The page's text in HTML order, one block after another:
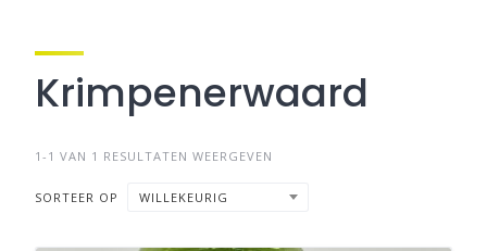
Krimpenerwaard
1-1 VAN 1 RESULTATEN WEERGEVEN
SORTEER OP WILLEKEURIG